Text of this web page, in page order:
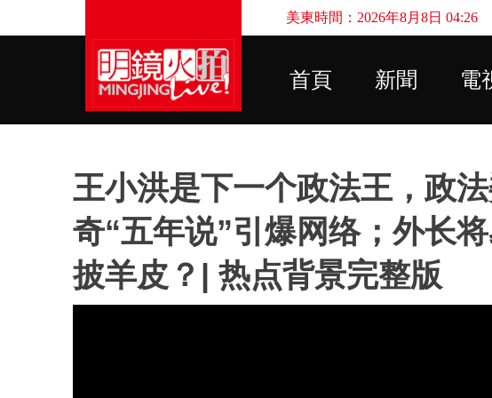
美東時間：2026年8月8日 04:26
首頁 新聞 電
王小洪是下一个政法王，政
奇“五年说”引爆网络；外长
披羊皮？| 热点背景完整版